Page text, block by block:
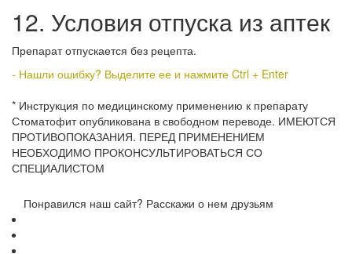
12. Условия отпуска из аптек
Препарат отпускается без рецепта.
- Нашли ошибку? Выделите ее и нажмите Ctrl + Enter
* Инструкция по медицинскому применению к препарату
Стоматофит опубликована в свободном переводе. ИМЕЮТСЯ
ПРОТИВОПОКАЗАНИЯ. ПЕРЕД ПРИМЕНЕНИЕМ
НЕОБХОДИМО ПРОКОНСУЛЬТИРОВАТЬСЯ СО
СПЕЦИАЛИСТОМ
Понравился наш сайт? Расскажи о нем друзьям